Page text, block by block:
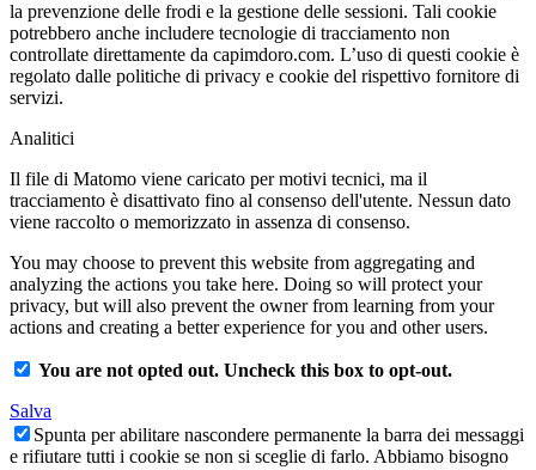
la prevenzione delle frodi e la gestione delle sessioni. Tali cookie
potrebbero anche includere tecnologie di tracciamento non
controllate direttamente da capimdoro.com. L’uso di questi cookie è
regolato dalle politiche di privacy e cookie del rispettivo fornitore di
servizi.
Analitici
Il file di Matomo viene caricato per motivi tecnici, ma il
tracciamento è disattivato fino al consenso dell'utente. Nessun dato
viene raccolto o memorizzato in assenza di consenso.
You may choose to prevent this website from aggregating and
analyzing the actions you take here. Doing so will protect your
privacy, but will also prevent the owner from learning from your
actions and creating a better experience for you and other users.
You are not opted out. Uncheck this box to opt-out.
Salva
Spunta per abilitare nascondere permanente la barra dei messaggi
e rifiutare tutti i cookie se non si sceglie di farlo. Abbiamo bisogno